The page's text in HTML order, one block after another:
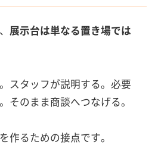
展示台は単なる置き場では
スタッフが説明する。必要
そのまま商談へつなげる。
作るための接点です。